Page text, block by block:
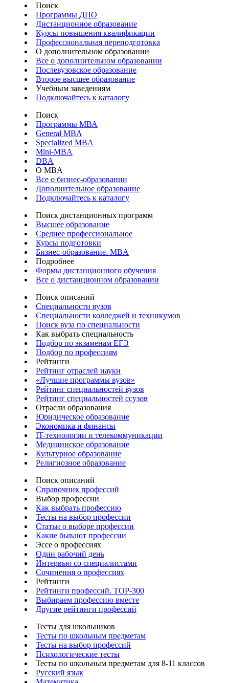
Поиск
Программы ДПО
Дистанционное образование
Курсы повышения квалификации
Профессиональная переподготовка
О дополнительном образовании
Все о дополнительном образовании
Послевузовское образование
Второе высшее образование
Учебным заведениям
Подключайтесь к каталогу
Поиск
Программы МВА
General MBA
Specialized MBA
Mini-MBA
DBA
О MBA
Все о бизнес-образовании
Дополнительное образование
Подключайтесь к каталогу
Поиск дистанционных программ
Высшее образование
Среднее профессиональное
Курсы подготовки
Бизнес-образование. MBA
Подробнее
Формы дистанционного обучения
Все о дистанционном образовании
Поиск описаний
Специальности вузов
Специальности колледжей и техникумов
Поиск вуза по специальности
Как выбрать специальность
Подбор по экзаменам ЕГЭ
Подбор по профессиям
Рейтинги
Рейтинг отраслей науки
«Лучшие программы вузов»
Рейтинг специальностей вузов
Рейтинг специальностей ссузов
Отрасли образования
Юридическое образование
Экономика и финансы
IT-технологии и телекоммуникации
Медицинское образование
Культурное образование
Религиозное образование
Поиск описаний
Справочник профессий
Выбор профессии
Как выбрать профессию
Тесты на выбор профессии
Статьи о выборе профессии
Какие бывают профессии
Эссе о профессиях
Один рабочий день
Интервью со специалистами
Сочинения о профессиях
Рейтинги
Рейтинги профессий. TOP-300
Выбираем профессию вместе
Другие рейтинги профессий
Тесты для школьников
Тесты по школьным предметам
Тесты на выбор профессий
Психологические тесты
Тесты по школьным предметам для 8-11 классов
Русский язык